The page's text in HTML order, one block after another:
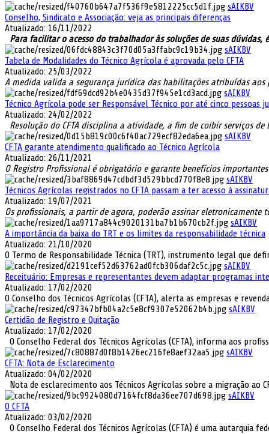
sAIKBV
Conselho, Sindicato e Associação: veja as principais diferenças
Atualizado: 16/11/2022
Para facilitar o acesso do trabalhador às soluções de suas dúvidas,
sAIKBV
Tabela de Modalidades do Técnico Agrícola é aprovada pelo CFTA
Atualizado: 25/03/2022
A medida valida a segurança jurídica das habilitações atribuídas aos
sAIKBV
Técnico Agrícola pode ser Responsável Técnico por até cinco pessoas
Atualizado: 24/02/2022
Resolução do CFTA disciplina a atividade, a fim de coibir serviços
sAIKBV
CFTA garante atendimento qualificado ao Técnico Agrícola
Atualizado: 26/11/2021
O Registro Profissional é obrigatório e garante benefícios
sAIKBV
Técnicos Agrícolas registrados no CFTA passam a ter acesso à
Atualizado: 19/07/2021
Os profissionais, a partir de agora, poderão assinar eletronicamente
sAIKBV
A importância da baixa do TRT e os limites da responsabilidade técnica
Atualizado: 21/10/2020
O Termo de Responsabilidade Técnica (TRT), instrumento legal que
sAIKBV
Receituário: Empresas e representantes devem adaptar programas
Atualizado: 17/02/2020
O Conselho dos Técnicos Agrícolas (CFTA), alerta as empresas e
sAIKBV
Certidão de Registro e Quitação
Atualizado: 17/02/2020
O Conselho Federal dos Técnicos Agrícolas (CFTA), informa aos
sAIKBV
CFTA: Nota de Esclarecimento
Atualizado: 04/02/2020
Nota de esclarecimento aos Técnicos Agrícolas sobre a migração ao
sAIKBV
O CFTA
Atualizado: 03/02/2020
O Conselho Federal dos Técnicos Agrícolas (CFTA) é uma autarquia